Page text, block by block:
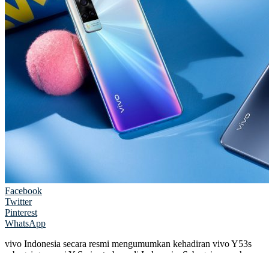
Facebook
Twitter
Pinterest
WhatsApp
vivo Indonesia secara resmi mengumumkan kehadiran vivo Y53s